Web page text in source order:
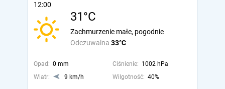
12:00
31°C
Odczuwalna 33°C
Zachmurzenie małe, pogodnie
Opad: 0 mm Ciśnienie: 1002 hPa
Wiatr:
9 km/h Wilgotność: 40%